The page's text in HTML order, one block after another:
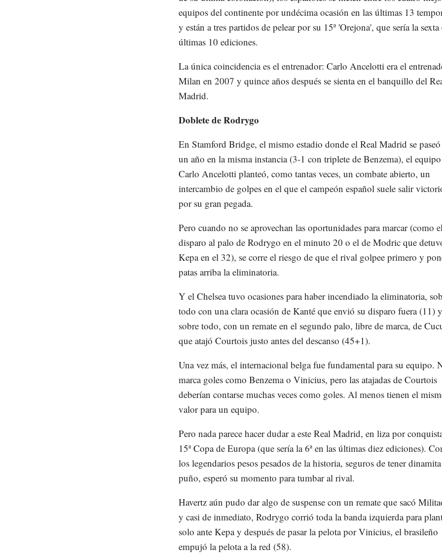
equipos del continente por undécima ocasión en las últimas 13
y están a tres partidos de pelear por su 15ª 'Orejona', que sería la sexta
últimas 10 ediciones.
La única coincidencia es el entrenador: Carlo Ancelotti era el
Milan en 2007 y quince años después se sienta en el banquillo del
Madrid.
Doblete de Rodrygo
En Stamford Bridge, el mismo estadio donde el Real Madrid se paseó
un año en la misma instancia (3-1 con triplete de Benzema), el
Carlo Ancelotti planteó, como tantas veces, un combate abierto, un
intercambio de golpes en el que el campeón español suele salir
por su gran pegada.
Pero cuando no se aprovechan las oportunidades para marcar (como el
disparo al palo de Rodrygo en el minuto 20 o el de Modric que
Kepa en el 32), se corre el riesgo de que el rival golpee primero y
patas arriba la eliminatoria.
Y el Chelsea tuvo ocasiones para haber incendiado la eliminatoria,
todo con una clara ocasión de Kanté que envió su disparo fuera (11)
sobre todo, con un remate en el segundo palo, libre de marca, de
que atajó Courtois justo antes del descanso (45+1).
Una vez más, el internacional belga fue fundamental para su equipo.
marca goles como Benzema o Vinicius, pero las atajadas de Courtois
deberían contarse muchas veces como goles. Al menos tienen el
valor para un equipo.
Pero nada parece hacer dudar a este Real Madrid, en liza por
15ª Copa de Europa (que sería la 6ª en las últimas diez ediciones).
los legendarios pesos pesados de la historia, seguros de tener
puño, esperó su momento para tumbar al rival.
Havertz aún pudo dar algo de suspense con un remate que sacó
y casi de inmediato, Rodrygo corrió toda la banda izquierda para
solo ante Kepa y después de pasar la pelota por Vinicius, el brasileño
empujó la pelota a la red (58).